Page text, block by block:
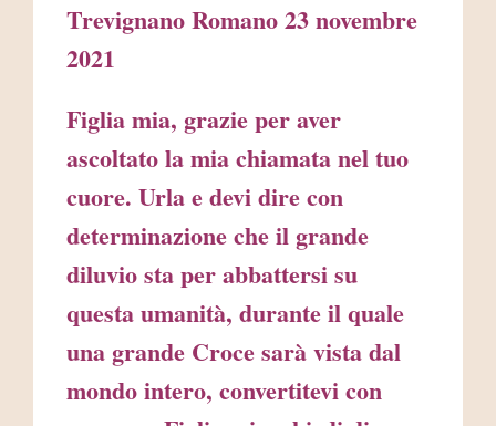
Trevignano Romano 23 novembre
2021
Figlia mia, grazie per aver
ascoltato la mia chiamata nel tuo
cuore. Urla e devi dire con
determinazione che il grande
diluvio sta per abbattersi su
questa umanità, durante il quale
una grande Croce sarà vista dal
mondo intero, convertitevi con